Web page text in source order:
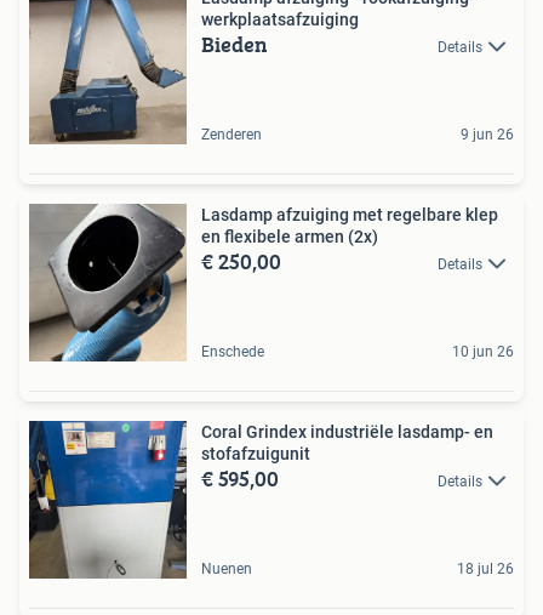
werkplaatsafzuiging
Bieden Details
Zenderen 9 jun 26
Lasdamp afzuiging met regelbare klep
en flexibele armen (2x)
€ 250,00 Details
Enschede 10 jun 26
Coral Grindex industriële lasdamp- en
stofafzuigunit
€ 595,00 Details
Nuenen 18 jul 26